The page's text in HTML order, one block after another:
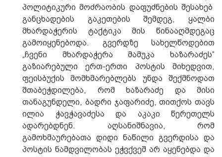
პოლიტიკური მოძრაობის დაფუძნების შესახებ
განცხადების გაკეთების შემდეგ, ყალბი
მხარდაჭერის ტაქტიკა მის წინააღმდეგაც
გამოიყენებოდა. გვერდზე სახელწოდებით
„ჩვენი მხარდაჭერა მამუკა ხაზარაძეს“
გაზიარებული ერთ-ერთი პოსტის მიხედვით,
ფეისბუქის მომხმარებლებს უნდა შექმნოდათ
შთაბეჭდილება, რომ ხაზარაძე და მისი
თანაგუნდელი, ბადრი ჯაფარიძე, თითქოს თავს
ილია ჭავჭავაძესა და აკაკი წერეთელს
ადარებდნენ. აღსანიშნავია, რომ
გამოხმაურებათა დიდი ნაწილი გვერდისა და
პოსტის ნამდვილობას ეჭვქვეშ არ აყენებდა და